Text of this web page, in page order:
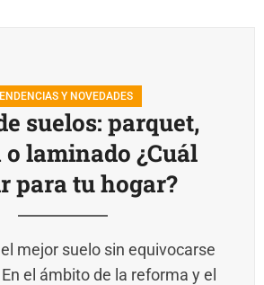
Y NOVEDADES
suelos: parquet,
laminado ¿Cuál
para tu hogar?
mejor suelo sin equivocarse
el ámbito de la reforma y el